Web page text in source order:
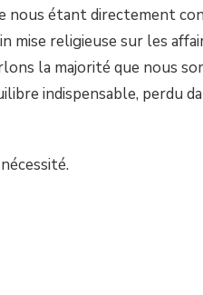
nous étant directement
religieuse sur les
la majorité que nous
indispensable, perdu